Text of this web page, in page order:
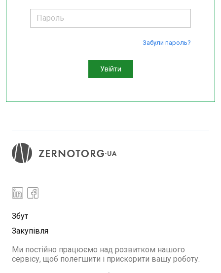
Забули пароль?
Увійти
Збут
Закупівля
Ми постійно працюємо над розвитком нашого
сервісу, щоб полегшити і прискорити вашу роботу.